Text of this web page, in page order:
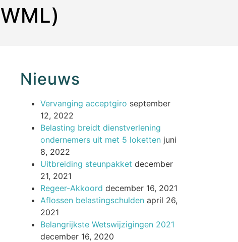
Nieuws
Vervanging acceptgiro september
12, 2022
Belasting breidt dienstverlening
ondernemers uit met 5 loketten juni
8, 2022
Uitbreiding steunpakket december
21, 2021
Regeer-Akkoord december 16, 2021
Aflossen belastingschulden april 26,
2021
Belangrijkste Wetswijzigingen 2021
december 16, 2020